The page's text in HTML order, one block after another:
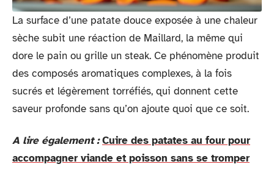
La surface d’une patate douce exposée à une chaleur
sèche subit une réaction de Maillard, la même qui
dore le pain ou grille un steak. Ce phénomène produit
des composés aromatiques complexes, à la fois
sucrés et légèrement torréfiés, qui donnent cette
saveur profonde sans qu’on ajoute quoi que ce soit.
A lire également : Cuire des patates au four pour
accompagner viande et poisson sans se tromper